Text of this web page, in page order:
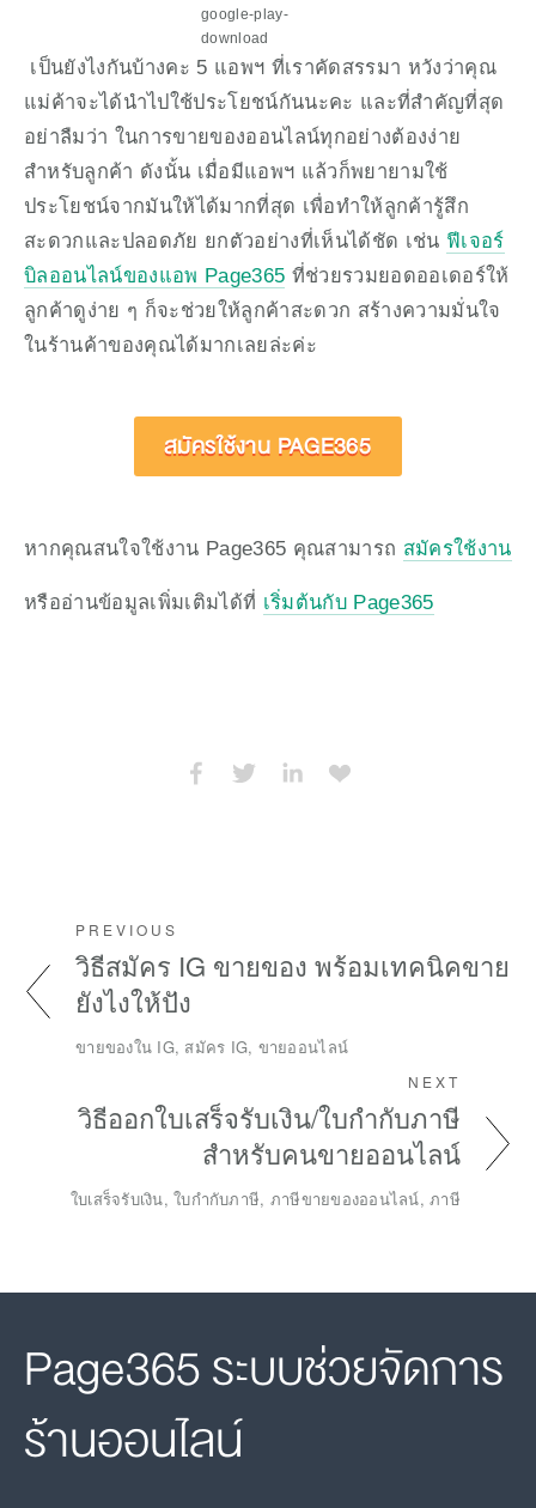
google-play-
download
เป็นยังไงกันบ้างคะ 5 แอพฯ ที่เราคัดสรรมา หวังว่าคุณ
แม่ค้าจะได้นำไปใช้ประโยชน์กันนะคะ และที่สำคัญที่สุด
อย่าลืมว่า ในการขายของออนไลน์ทุกอย่างต้องง่าย
สำหรับลูกค้า ดังนั้น เมื่อมีแอพฯ แล้วก็พยายามใช้
ประโยชน์จากมันให้ได้มากที่สุด เพื่อทำให้ลูกค้ารู้สึก
สะดวกและปลอดภัย ยกตัวอย่างที่เห็นได้ชัด เช่น ฟีเจอร์
บิลออนไลน์ของแอพ Page365 ที่ช่วยรวมยอดออเดอร์ให้
ลูกค้าดูง่าย ๆ ก็จะช่วยให้ลูกค้าสะดวก สร้างความมั่นใจ
ในร้านค้าของคุณได้มากเลยล่ะค่ะ
สมัครใช้งาน PAGE365
หากคุณสนใจใช้งาน Page365 คุณสามารถ สมัครใช้งาน
หรืออ่านข้อมูลเพิ่มเติมได้ที่ เริ่มต้นกับ Page365
PREVIOUS
วิธีสมัคร IG ขายของ พร้อมเทคนิคขาย
ยังไงให้ปัง
ขายของใน IG, สมัคร IG, ขายออนไลน์
NEXT
วิธีออกใบเสร็จรับเงิน/ใบกํากับภาษี
สำหรับคนขายออนไลน์
ใบเสร็จรับเงิน, ใบกำกับภาษี, ภาษีขายของออนไลน์, ภาษี
Page365 ระบบช่วยจัดการ
ร้านออนไลน์